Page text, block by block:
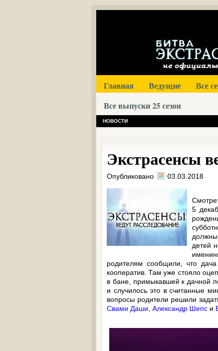
Главная Ведущие Все
Все выпуски 25 сезон
НОВОСТИ
Экстрасенсы
Опубликовано 03.03.2018
5
должны
детей
родителям сообщили, что
кооператив. Там уже стояло
в бане, примыкавшей к дачной
и случилось это в считанные
вопросы родители решили
Свами Даши Александр Шепс и